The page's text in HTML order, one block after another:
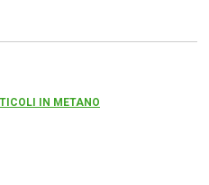
IN METANO